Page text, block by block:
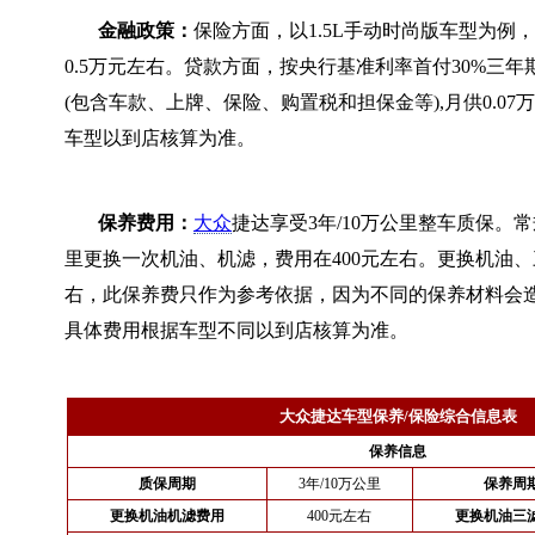
金融政策： 保险方面，以1.5L手动时尚版车型为例
0.5万元左右。贷款方面，按央行基准利率首付30%三年
(包含车款、上牌、保险、购置税和担保金等),月供0.07
车型以到店核算为准。
保养费用： 大众捷达享受3年/10万公里整车质保。
里更换一次机油、机滤，费用在400元左右。更换机油
右，此保养费只作为参考依据，因为不同的保养材料会
具体费用根据车型不同以到店核算为准。
大众捷达车型保养/保险综合信息表
保养信息
质保周期
3年/10万公里
保养周
更换机油机滤费用
400元左右 更换机油三